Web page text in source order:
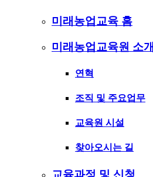
미래농업교육 홈
미래농업교육원 소개
연혁
조직 및 주요업무
교육원 시설
찾아오시는 길
교육과정 및 신청